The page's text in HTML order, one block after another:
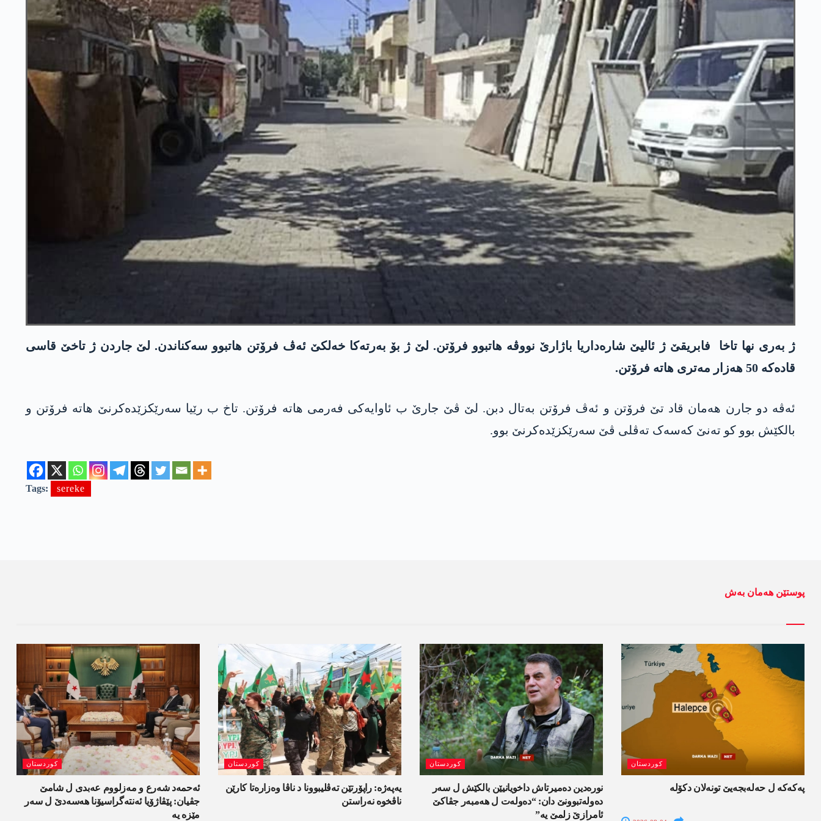
ژ بەری نھا تاخا فابریقێ ژ ئالیێ شارەداریا باژارێ نووڤە ھاتبوو فرۆتن. لێ ژ بۆ بەرتەکا خەلکێ ئەڤ فرۆتن ھاتبوو سەکناندن. لێ جاردن ژ تاخێ قاسی
قادەکە 50 ھەزار مەتری ھاتە فرۆتن.
ئەڤە دو جارن ھەمان قاد تێ فرۆتن و ئەڤ فرۆتن بەتال دبن. لێ ڤێ جارێ ب ئاوایەکی فەرمی ھاتە فرۆتن. تاخ ب رێیا سەرێکزێدەکرنێ ھاتە فرۆتن و
بالکێش بوو کو تەنێ کەسەک تەڤلی ڤێ سەرێکزێدەکرنێ بوو.
Tags: sereke
پوستێن ھەمان بەش
کوردستان
ئەحمەد شەرع و مەزلووم عەبدی ل شامێ
جڤیان: پێڤاژۆیا ئەنتەگراسیۆنا ھەسەدێ ل سەر
مێزە یە
کوردستان
یەپەژە: راپۆرتێن تەڤلیبوونا د ناڤا وەزارەتا کارێن
ناڤخوە نەراستن
کوردستان
نورەدین دەمیرتاش داخویانیێن بالکێش ل سەر
دەولەتبوونێ دان: “دەولەت ل ھەمبەر جڤاکێ
ئامرازێ زلمێ یە”
کوردستان
پەکەکە ل حەلەبجەیێ تونەلان دکۆلە